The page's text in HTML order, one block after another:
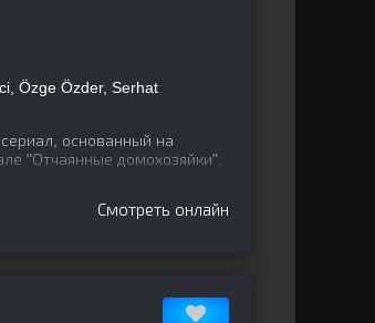
Özge Özder, Serhat
основанный на
"Отчаянные домохозяйки".
Смотреть онлайн